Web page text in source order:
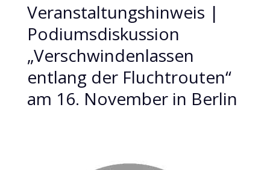
Veranstaltungshinweis |
Podiumsdiskussion
„Verschwindenlassen
entlang der Fluchtrouten“
am 16. November in Berlin